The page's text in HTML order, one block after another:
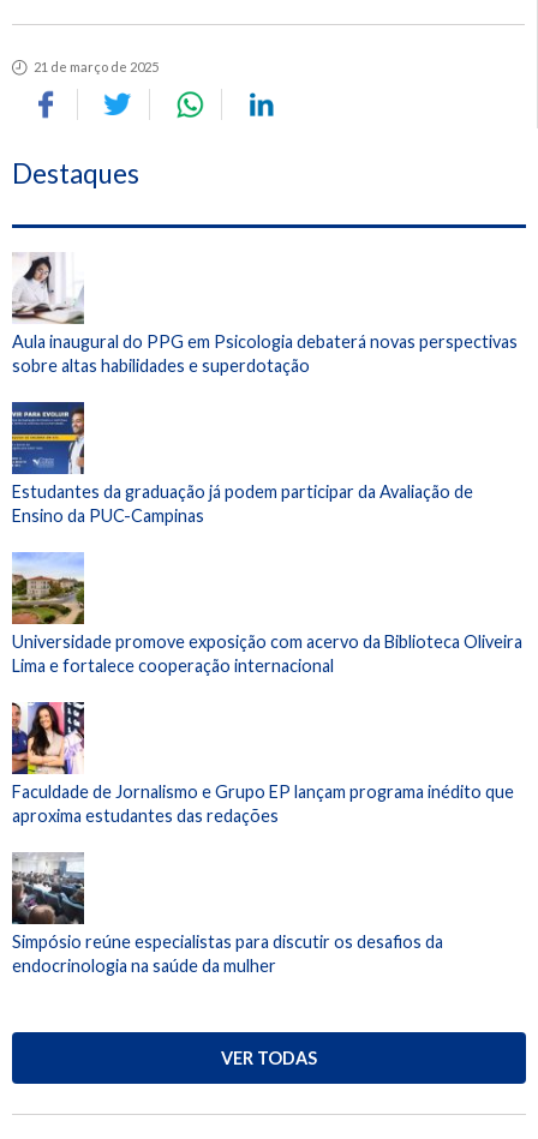
21 de março de 2025
Destaques
Aula inaugural do PPG em Psicologia debaterá novas perspectivas
sobre altas habilidades e superdotação
Estudantes da graduação já podem participar da Avaliação de
Ensino da PUC-Campinas
Universidade promove exposição com acervo da Biblioteca Oliveira
Lima e fortalece cooperação internacional
Faculdade de Jornalismo e Grupo EP lançam programa inédito que
aproxima estudantes das redações
Simpósio reúne especialistas para discutir os desafios da
endocrinologia na saúde da mulher
VER TODAS